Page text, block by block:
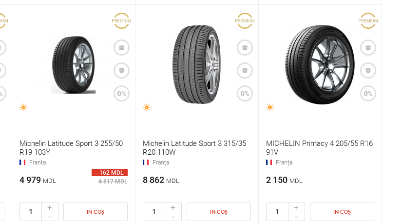
Michelin Latitude Sport 3 255/50
R19 103Y
Franța
4 979 MDL
--162 MDL
4 817 MDL
+
- IN COȘ
Michelin Latitude Sport 3 315/35
R20 110W
Franța
8 862 MDL
+
- IN COȘ
MICHELIN Primacy 4 205/55 R16
91V
Franța
2 150 MDL
+
- IN COȘ